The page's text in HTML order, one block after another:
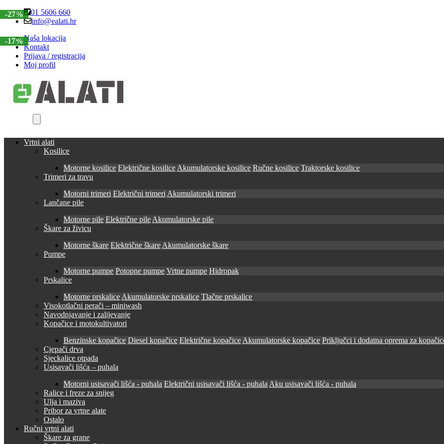
Skip
to
Skip
to
01 5606 660
info@ealati.hr
Naša lokacija
Kontakt
Prijava / registracija
Moj profil
Vrtni alati
Kosilice
Motorne kosilice Električne kosilice Akumulatorske kosilice Ručne kosilice Traktorske kosilice
Trimeri za travu
Motorni trimeri Električni trimeri Akumulatorski trimeri
Lančane pile
Motorne pile Električne pile Akumulatorske pile
Škare za živicu
Motorne škare Električne škare Akumulatorske škare
Pumpe
Motorne pumpe Potopne pumpe Vrtne pumpe Hidropak
Prskalice
Motorne prskalice Akumulatorske prskalice Tlačne prskalice
Visokotlačni perači – miniwash
Navodnjavanje i zalijevanje
Kopačice i motokultivatori
Benzinske kopačice Diesel kopačice Električne kopačice Akumulatorske kopačice Priključci i dodatna oprema za
Cjepači drva
Sjeckalice otpada
Usisavači lišća – puhala
Motorni usisavači lišća - puhala Električni usisavači lišća - puhala Aku usisavači lišća - puhala
Ralice i freze za snijeg
Ulja i maziva
Pribor za vrtne alate
Ostalo
Ručni vrtni alati
Škare za grane
-27%
-17%